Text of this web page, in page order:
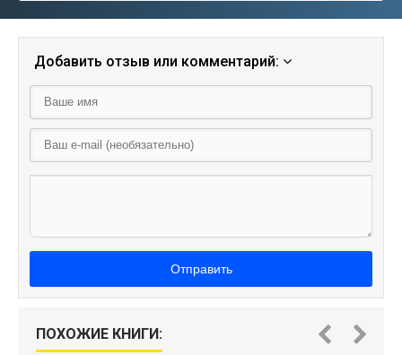
Добавить отзыв или комментарий:
Отправить
ПОХОЖИЕ КНИГИ: